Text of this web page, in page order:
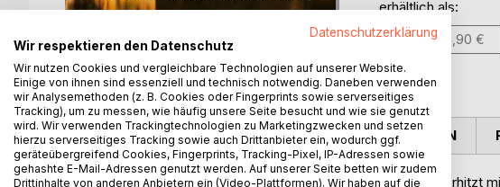
erhältlich als:
BUCH 14,90 €
BESCHREIBUNG
Friedhelm Eck, ein erfolgreicher Nürnberger Gastronom, erhitzt
AUTOR/IN PRESSESTIMMEN
Datenschutzerklärung
Wir respektieren den Datenschutz
Wir nutzen Cookies und vergleichbare Technologien auf unserer Website.
Einige von ihnen sind essenziell und technisch notwendig. Daneben verwenden
wir Analysemethoden (z. B. Cookies oder Fingerprints sowie serverseitiges
Tracking), um zu messen, wie häufig unsere Seite besucht und wie sie genutzt
wird. Wir verwenden Trackingtechnologien zu Marketingzwecken und setzen
hierzu serverseitiges Tracking sowie auch Drittanbieter ein, wodurch ggf.
geräteübergreifend Cookies, Fingerprints, Tracking-Pixel, IP-Adressen sowie
gehashte E-Mail-Adressen genutzt werden. Auf unserer Seite betten wir zudem
Drittinhalte von anderen Anbietern ein (Video-Plattformen). Wir haben auf die